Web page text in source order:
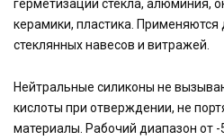
герметизации стекла, алюминия,
керамики, пластика. Применяются
стеклянных навесов и витражей.
Нейтральные силиконы не
кислоты при отверждении, не
материалы. Рабочий диапазон от -